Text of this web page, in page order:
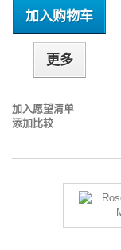
加入购物车
更多
加入愿望清单
添加比较